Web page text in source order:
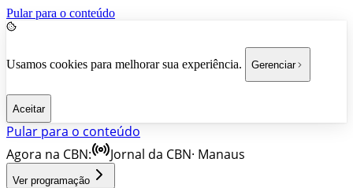
Pular para o conteúdo
Usamos cookies para melhorar sua experiência. Gerenciar
Aceitar
Pular para o conteúdo
Agora na CBN:
Jornal da CBN· Manaus
Ver programação